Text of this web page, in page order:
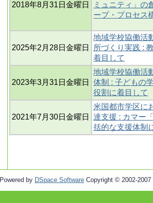
2018年8月31日金曜日
ミュニティ」の
ープ・プロセス
2025年2月28日金曜日
地域学校協働活
所づくり実践 :
着目して
2023年3月31日金曜日
地域学校協働活
体制 : 子どもの
役割に着目して
2021年7月30日金曜日
米国都市学区に
達支援 : カマー
括的な支援体制
Powered by DSpace Software Copyright © 2002-2007